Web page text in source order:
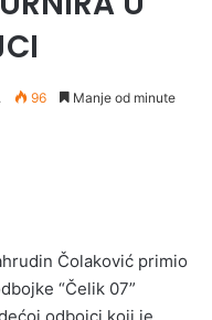
96 Manje od minute
Čolaković primio
“Čelik 07”
odbojci koji je